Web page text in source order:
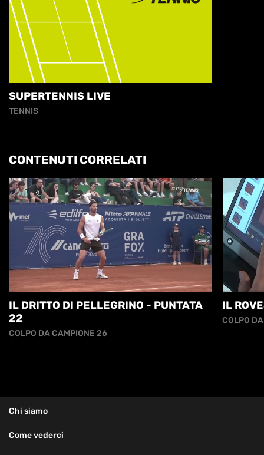
SUPERTENNIS LIVE
TENNIS
CONTENUTI CORRELATI
IL DRITTO DI PELLEGRINO - PUNTATA
22
COLPO DA CAMPIONE 26
IL
COLPO
Chi siamo
Come vederci